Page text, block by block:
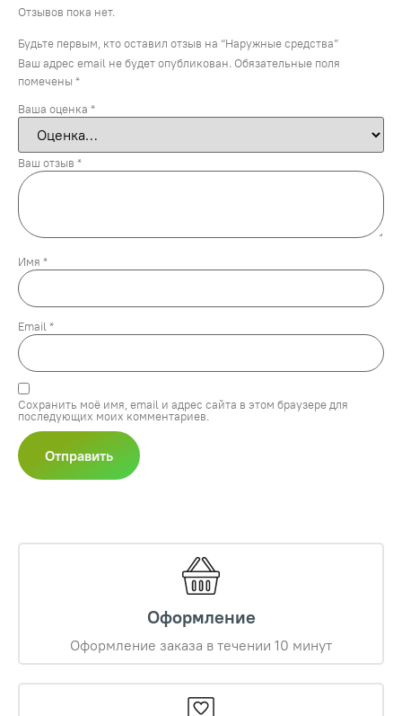
Отзывов пока нет.
Будьте первым, кто оставил отзыв на “Наружные средства”
Ваш адрес email не будет опубликован. Обязательные поля
помечены *
Ваша оценка *
Ваш отзыв *
Имя *
Email *
Сохранить моё имя, email и адрес сайта в этом браузере для
последующих моих комментариев.
Оформление
Оформление заказа в течении 10 минут